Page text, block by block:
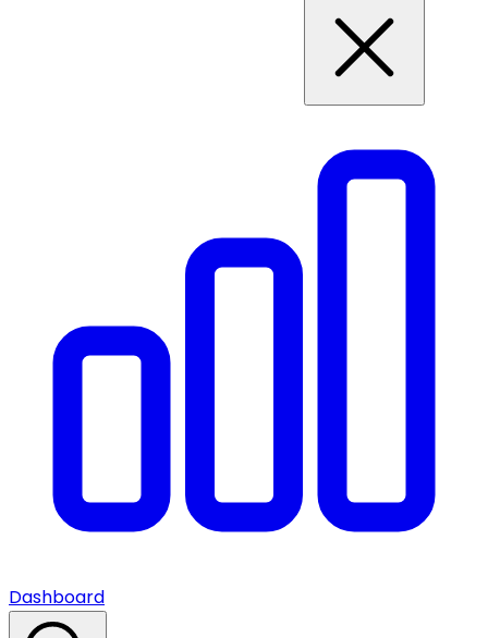
Dashboard